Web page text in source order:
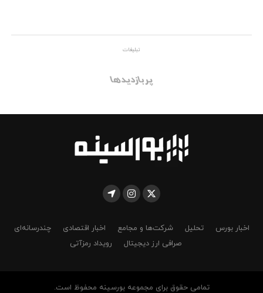
تبلیغات
پربازدیدها
اخبار بورس تحلیل شرکت‌ها و مجامع اخبار اقتصادی
چندرسانه‌ای
صرافی ارز دیجیتال
رویداد رمزآتی
تمامی حقوق برای مجموعه بورسینه محفوظ است.